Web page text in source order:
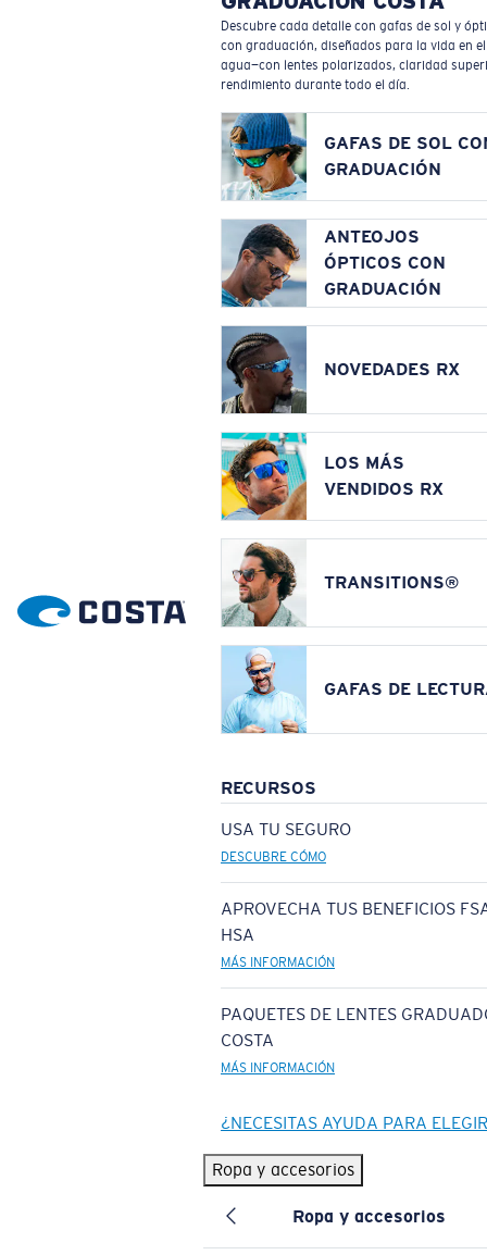
Descubre cada detalle con gafas de sol y
con graduación, diseñados para la vida en el
agua—con lentes polarizados, claridad
rendimiento durante todo el día.
GAFAS DE SOL
GRADUACIÓN
ANTEOJOS
ÓPTICOS CON
GRADUACIÓN
NOVEDADES RX
LOS MÁS
VENDIDOS RX
TRANSITIONS®
GAFAS DE
RECURSOS
USA TU SEGURO
DESCUBRE CÓMO
APROVECHA TUS BENEFICIOS
HSA
MÁS INFORMACIÓN
PAQUETES DE LENTES
COSTA
MÁS INFORMACIÓN
¿NECESITAS AYUDA PARA
Ropa y accesorios
Ropa y accesorios